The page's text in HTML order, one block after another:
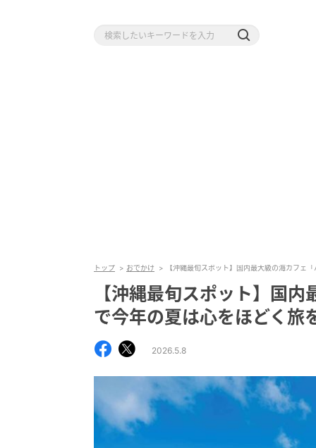
トップ おでかけ 【沖縄最旬スポット】国内最大級の海カフェ
【沖縄最旬スポット】国
で今年の夏は心をほどく旅
2026.5.8